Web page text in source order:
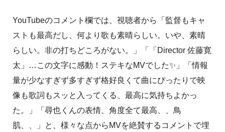
YouTubeのコメント欄では、視聴者から「監督もキャ
ストも最高だし、何より歌も素晴らしい。いや、素晴
らしい。非の打ちどころがない。」「「Director 佐藤寛
太」…この文字に感動！ステキなMVでした✨」「情報
量が少なすぎず多すぎず格好良くて曲にぴったりで映
像も歌詞もスッと入ってくる、最高に気持ちよかっ
た。」「尋也くんの表情、角度全て最高、、鳥
肌、、」と、様々な点からMVを絶賛するコメントで埋